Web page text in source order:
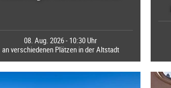
08. Aug. 2026 - 10:30 Uhr
an verschiedenen Plätzen in der Altstadt